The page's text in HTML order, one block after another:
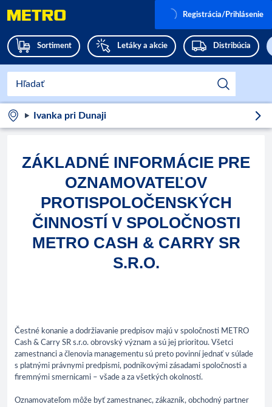
Sortiment Letáky a akcie Distribúcia
Registrácia/Prihlásenie
Ivanka pri Dunaji
ZÁKLADNÉ INFORMÁCIE PRE
OZNAMOVATEĽOV
PROTISPOLOČENSKÝCH
ČINNOSTÍ V SPOLOČNOSTI
METRO CASH & CARRY SR
S.R.O.
Čestné konanie a dodržiavanie predpisov majú v spoločnosti METRO
Cash & Carry SR s.r.o. obrovský význam a sú jej prioritou. Všetci
zamestnanci a členovia managementu sú preto povinní jednať v súlade
s platnými právnymi predpismi, podnikovými zásadami spoločnosti a
firemnými smernicami – všade a za všetkých okolností.
Oznamovateľom môže byť zamestnanec, zákazník, obchodný partner